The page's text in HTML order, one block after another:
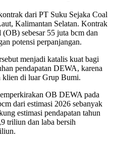
dari PT Suku Sejaka Coal
Kalimantan Selatan. Kontrak
sebesar 55 juta bcm dan
potensi perpanjangan.
menjadi katalis kuat bagi
pendapatan DEWA, karena
klien di luar Grup Bumi.
OB DEWA pada
dari estimasi 2026 sebanyak
estimasi pendapatan tahun
triliun dan laba bersih